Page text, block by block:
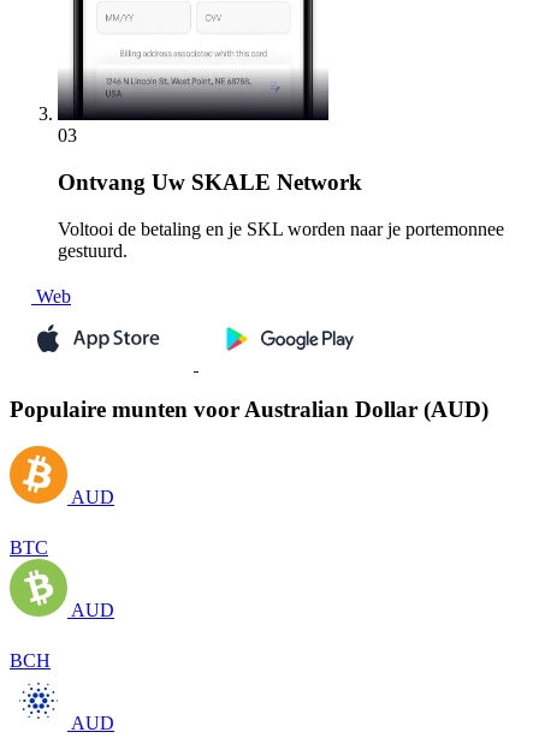
03
Ontvang Uw SKALE Network
Voltooi de betaling en je SKL worden naar je portemonnee
gestuurd.
Web
Populaire munten voor Australian Dollar (AUD)
AUD
BTC
AUD
BCH
AUD